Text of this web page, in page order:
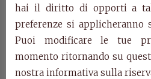
hai il diritto di opporti a
preferenze si applicheranno
Puoi modificare le tue
momento ritornando su
nostra informativa sulla